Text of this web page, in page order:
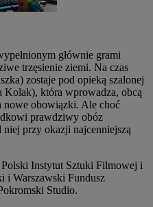
głównie grami
trzęsienie ziemi. Na czas
zostaje pod opieką szalonej
która wprowadza, obcą
nowe obowiązki. Ale choć
prawdziwy obóz
niej przy okazji najcenniejszą
Instytut Sztuki Filmowej i
i Warszawski Fundusz
Studio.